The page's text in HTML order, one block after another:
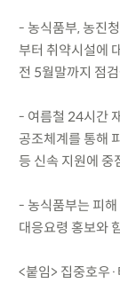
- 농식품부, 농진
부터 취약시설에
전 5월말까지 점
- 여름철 24시간
공조체계를 통해
등 신속 지원에 중
- 농식품부는 피해
대응요령 홍보와
<붙임> 집중호우